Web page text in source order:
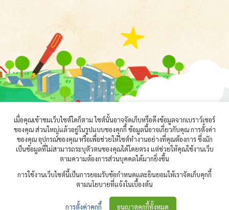
© 2021 — ธนาคารหนังสือเพื่อเด็กปฐมวัยออนไลน์
เมื่อคุณเข้าชมเว็บไซต์ใดก็ตาม ไซต์นั้นอาจจัดเก็บหรือดึงข้อมูลจากเบราว์เซอร์
ของคุณ ส่วนใหญ่แล้วอยู่ในรูปแบบของคุกกี้ ข้อมูลนี้อาจเกี่ยวกับคุณ การตั้งค่า
ของคุณ อุปกรณ์ของคุณ หรือเพื่อช่วยให้ไซต์ทำงานอย่างที่คุณต้องการ ซึ่งมัก
เป็นข้อมูลที่ไม่สามารถระบุตัวตนของคุณได้โดยตรง แต่ช่วยให้คุณใช้งานเว็บ
ตามความต้องการส่วนบุคคลได้มากยิ่งขึ้น
การใช้งานเว็บไซต์นี้เป็นการยอมรับข้อกำหนดและยินยอมให้เราจัดเก็บคุกกี้
ตามนโยบายที่แจ้งในเบื้องต้น
การตั้งค่าคุกกี้ อนุญาตคุกกี้ทั้งหมด